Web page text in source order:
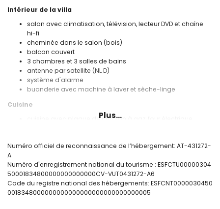
Intérieur de la villa
salon avec climatisation, télévision, lecteur DVD et chaîne
hi-fi
cheminée dans le salon (bois)
balcon couvert
3 chambres et 3 salles de bains
antenne par satellite (NL D)
système d'alarme
buanderie avec machine à laver et sèche-linge
Cuisine
cuisine avec plaque de cuisson à gaz, four électrique,
Chambres et salles de bains
chambre avec climatisation, lit king size, télévision et salle
de bains en suite
chambre avec climatisation, lit double et salle de bains en
suite
Plus...
Numéro officiel de reconnaissance de l’hébergement: AT-431272-
A
Numéro d'enregistrement national du tourisme : ESFCTU00000304
50001834800000000000000CV-VUT0431272-A6
Code du registre national des hébergements: ESFCNT0000030450
0018348000000000000000000000000000005